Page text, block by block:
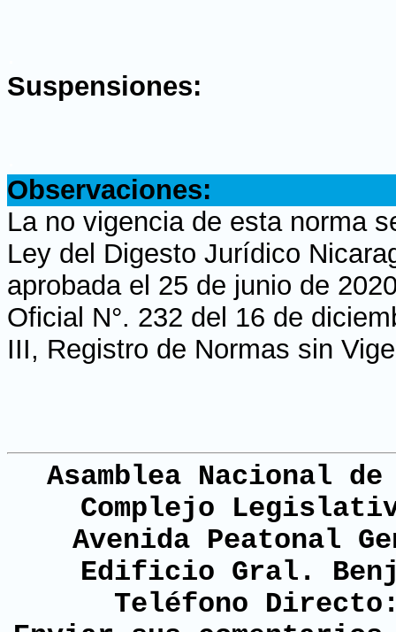
Suspensiones:
Observaciones:
La no vigencia de esta norma
Ley del Digesto Jurídico
aprobada el 25 de junio de
Oficial N°. 232 del 16 de
III, Registro de Normas sin
Asamblea Nacional
Complejo
Avenida Peatonal
Edificio Gral.
Teléfono